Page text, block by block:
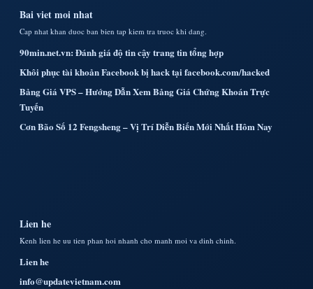
Bai viet moi nhat
Cap nhat khan duoc ban bien tap kiem tra truoc khi dang.
90min.net.vn: Đánh giá độ tin cậy trang tin tổng hợp
Khôi phục tài khoản Facebook bị hack tại facebook.com/hacked
Bảng Giá VPS – Hướng Dẫn Xem Bảng Giá Chứng Khoán Trực
Tuyến
Cơn Bão Số 12 Fengsheng – Vị Trí Diễn Biến Mới Nhất Hôm Nay
Lien he
Kenh lien he uu tien phan hoi nhanh cho manh moi va dinh chinh.
Lien he
info@updatevietnam.com